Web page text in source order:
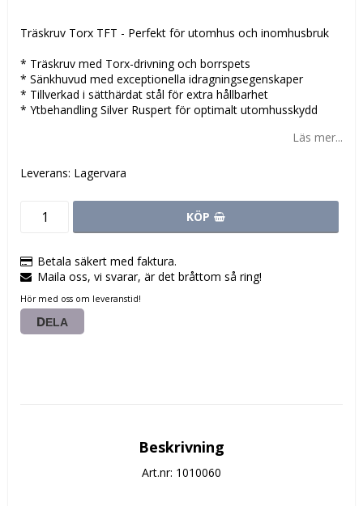
Träskruv Torx TFT - Perfekt för utomhus och inomhusbruk
* Träskruv med Torx-drivning och borrspets
* Sänkhuvud med exceptionella idragningsegenskaper
* Tillverkad i sätthärdat stål för extra hållbarhet
* Ytbehandling Silver Ruspert för optimalt utomhusskydd
Läs mer...
Leverans: Lagervara
KÖP
Betala säkert med faktura.
Maila oss, vi svarar, är det bråttom så ring!
Hör med oss om leveranstid!
DELA
Beskrivning
Art.nr: 1010060